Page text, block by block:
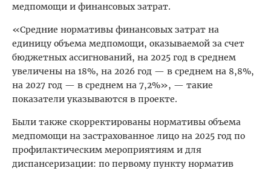
медпомощи и финансовых затрат.
«Средние нормативы финансовых затрат на
единицу объема медпомощи, оказываемой за счет
бюджетных ассигнований, на 2025 год в среднем
увеличены на 18%, на 2026 год — в среднем на 8,8%,
на 2027 год — в среднем на 7,2%», — такие
показатели указываются в проекте.
Были также скорректированы нормативы объема
медпомощи на застрахованное лицо на 2025 год по
профилактическим мероприятиям и для
диспансеризации: по первому пункту норматив